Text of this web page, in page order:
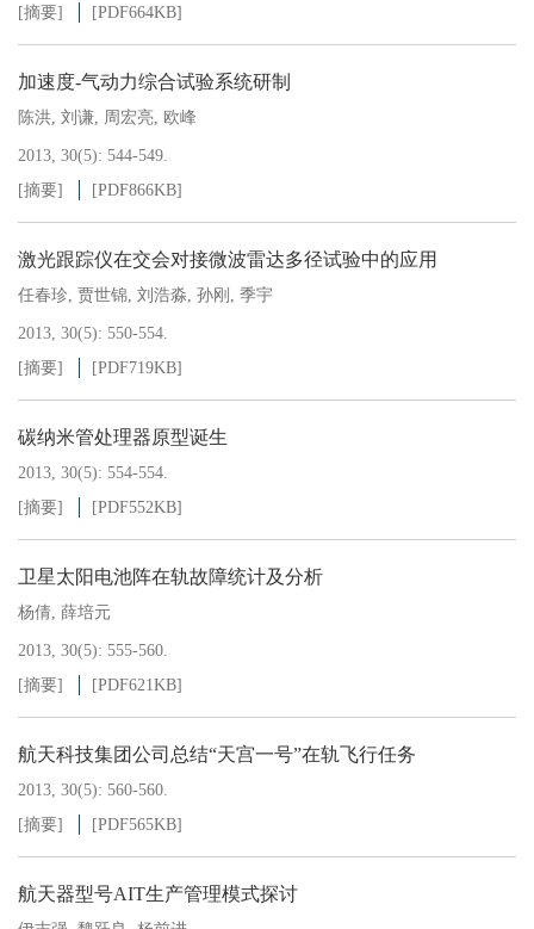
[摘要]
[PDF664KB]
加速度-气动力综合试验系统研制
陈洪, 刘谦, 周宏亮, 欧峰
2013, 30(5): 544-549.
[摘要]
[PDF866KB]
激光跟踪仪在交会对接微波雷达多径试验中的应用
任春珍, 贾世锦, 刘浩淼, 孙刚 , 季宇
2013, 30(5): 550-554.
[摘要]
[PDF719KB]
碳纳米管处理器原型诞生
2013, 30(5): 554-554.
[摘要]
[PDF552KB]
卫星太阳电池阵在轨故障统计及分析
杨倩, 薛培元
2013, 30(5): 555-560.
[摘要]
[PDF621KB]
航天科技集团公司总结“天宫一号”在轨飞行任务
2013, 30(5): 560-560.
[摘要]
[PDF565KB]
航天器型号AIT生产管理模式探讨